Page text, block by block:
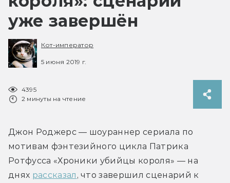
уже завершён
Кот-император
5 июня 2019 г.
4395
2 минуты на чтение
Джон Роджерс — шоураннер сериала по
мотивам фэнтезийного цикла Патрика
Ротфусса «Хроники убийцы короля» — на
днях рассказал , что завершил сценарий к